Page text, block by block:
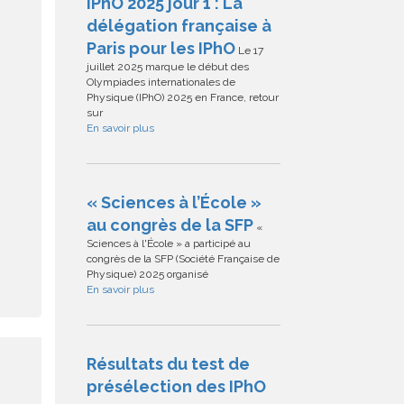
délégation française à
Paris pour les IPhO Le 17
juillet 2025 marque le début des
Olympiades internationales de
Physique (IPhO) 2025 en France, retour
sur
En savoir plus
« Sciences à l’École »
au congrès de la SFP «
Sciences à l'École » a participé au
congrès de la SFP (Société Française de
Physique) 2025 organisé
En savoir plus
Résultats du test de
présélection des IPhO